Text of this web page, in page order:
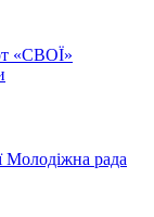
«СВОЇ»
Молодіжна рада